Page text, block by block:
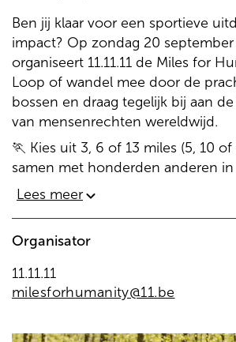
Ben jij klaar voor een sportieve
impact? Op zondag 20
organiseert 11.11.11 de Miles for
Loop of wandel mee door de
bossen en draag tegelijk bij aan
van mensenrechten wereldwijd.
🏃 Kies uit 3, 6 of 13 miles (5, 10
samen met honderden anderen in
Lees meer
Organisator
11.11.11
milesforhumanity@11.be